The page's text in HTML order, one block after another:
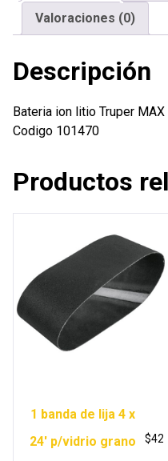
cantidad
Valoraciones (0)
Descripción
Bateria ion litio Truper
Codigo 101470
Productos
1 banda de lija 4 x
24′ p/vidrio grano
$42